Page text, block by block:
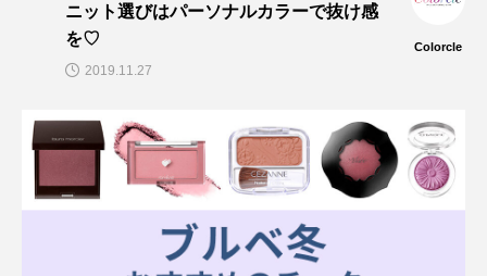
ニット選びはパーソナルカラーで抜け感
を♡
Colorcle
2019.11.27